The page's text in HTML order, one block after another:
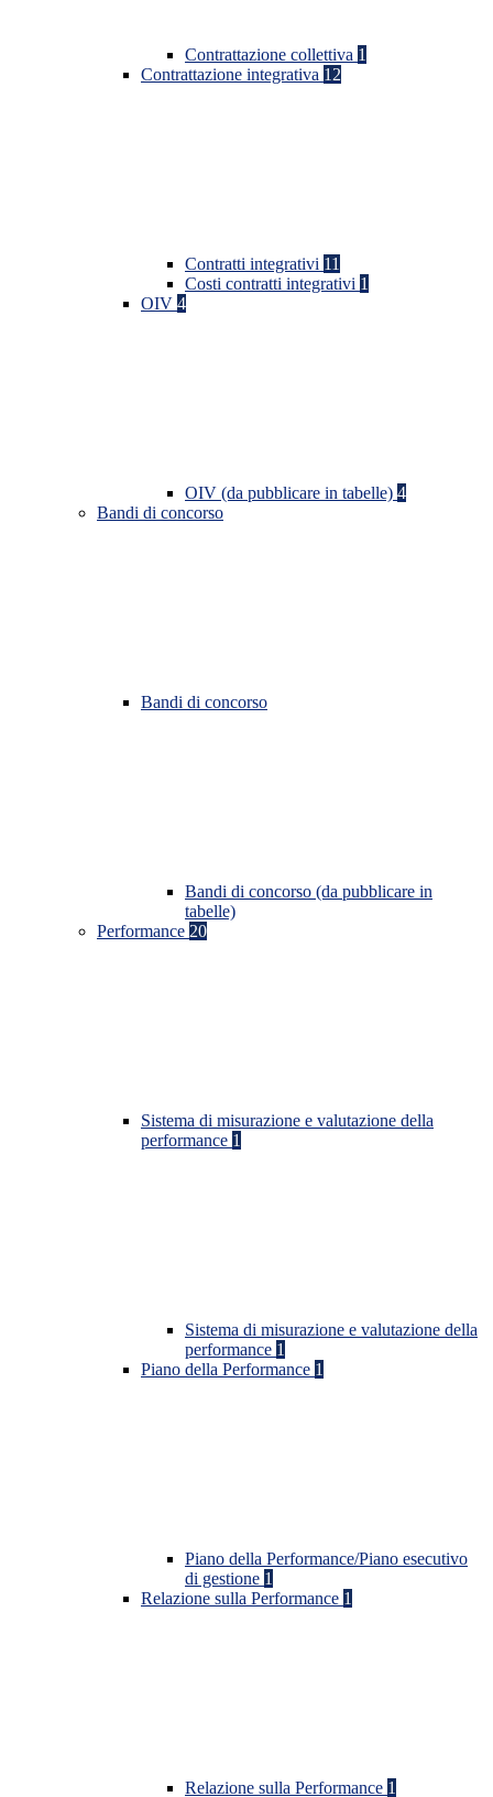
Contrattazione collettiva 1
Contrattazione integrativa 12
Contratti integrativi 11
Costi contratti integrativi 1
OIV 4
OIV (da pubblicare in tabelle) 4
Bandi di concorso
Bandi di concorso
Bandi di concorso (da pubblicare in
tabelle)
Performance 20
Sistema di misurazione e valutazione della
performance 1
Sistema di misurazione e valutazione della
performance 1
Piano della Performance 1
Piano della Performance/Piano esecutivo
di gestione 1
Relazione sulla Performance 1
Relazione sulla Performance 1